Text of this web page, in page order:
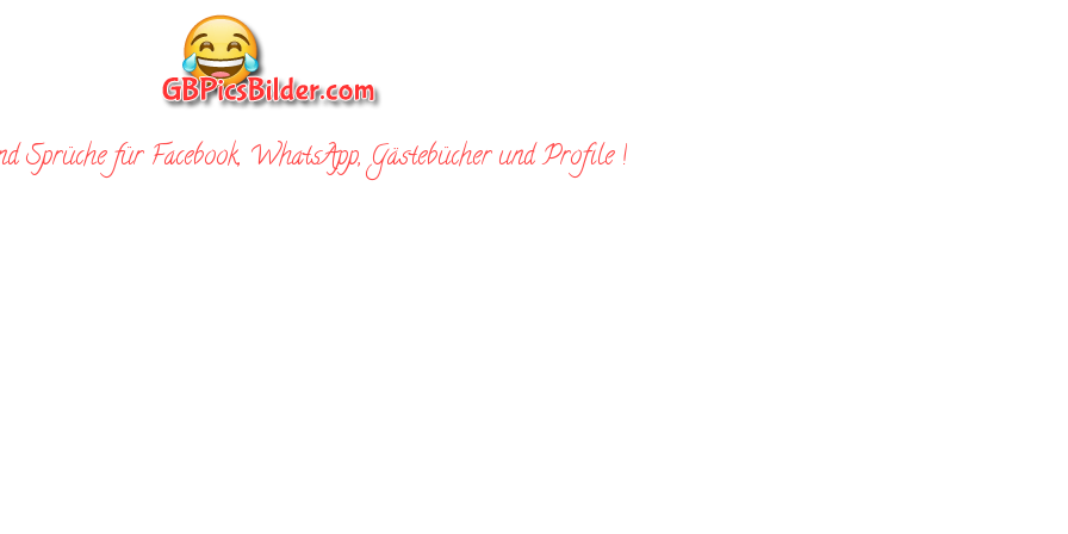
Sprüche für Facebook, WhatsApp, Gästebücher und Profile !